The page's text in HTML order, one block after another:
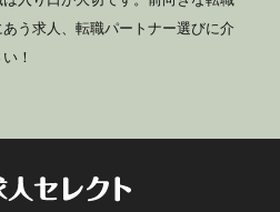
う求人、転職パートナー選びに介
！